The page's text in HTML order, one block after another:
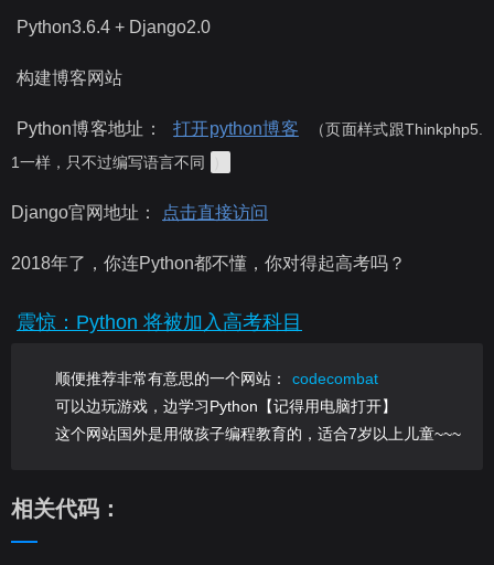
Python3.6.4 + Django2.0
构建博客网站
Python博客地址： 打开python博客
（页面样式跟Thinkphp5.
1一样，只不过编写语言不同
Django官网地址： 点击直接访问
2018年了，你连Python都不懂，你对得起高考吗？
震惊：Python 将被加入高考科目
顺便推荐非常有意思的一个网站：
codecombat
可以边玩游戏，边学习Python【记得用电脑打开】
这个网站国外是用做孩子编程教育的，适合7岁以上儿童~~~
相关代码：